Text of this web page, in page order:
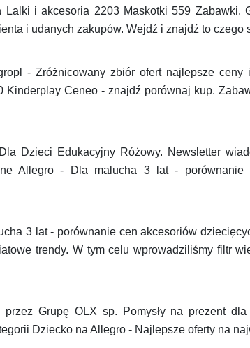
Lalki i akcesoria 2203 Maskotki 559 Zabawki.
i udanych zakupów. Wejdź i znajdź to czego
- Zróżnicowany zbiór ofert najlepsze ceny
Kinderplay Ceneo - znajdź porównaj kup.
Dzieci Edukacyjny Różowy. Newsletter
Allegro - Dla malucha 3 lat - porównanie
3 lat - porównanie cen akcesoriów
trendy. W tym celu wprowadziliśmy filtr
Grupę OLX sp. Pomysły na prezent
Dziecko na Allegro - Najlepsze oferty na